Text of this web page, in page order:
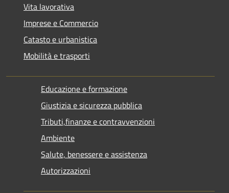
Vita lavorativa
Imprese e Commercio
Catasto e urbanistica
Mobilità e trasporti
Educazione e formazione
Giustizia e sicurezza pubblica
Tributi,finanze e contravvenzioni
Ambiente
Salute, benessere e assistenza
Autorizzazioni